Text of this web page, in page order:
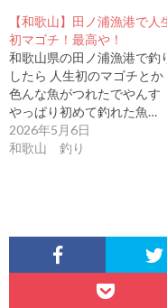
【和歌山】田ノ浦漁港で人
初マゴチ！最高や！
和歌山県の田ノ浦漁港で釣
したら 人生初のマゴチとか
色んな魚がつれたでやんす
やっぱり初めて釣れた魚…
2026年5月6日
和歌山 釣り